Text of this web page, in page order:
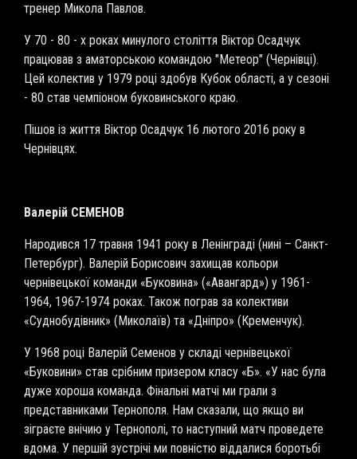
тренер Микола Павлов.
У 70 - 80 - х роках минулого століття Віктор Осадчук
працював з аматорською командою "Метеор" (Чернівці).
Цей колектив у 1979 році здобув Кубок області, а у сезоні
- 80 став чемпіоном буковинського краю.
Пішов із життя Віктор Осадчук 16 лютого 2016 року в
Чернівцях.
Валерій СЕМЕНОВ
Народився 17 травня 1941 року в Ленінграді (нині – Санкт-
Петербург). Валерій Борисович захищав кольори
чернівецької команди «Буковина» («Авангард») у 1961-
1964, 1967-1974 роках. Також пограв за колективи
«Суднобудівник» (Миколаїв) та «Дніпро» (Кременчук).
У 1968 році Валерій Семенов у складі чернівецької
«Буковини» став срібним призером класу «Б». «У нас була
дуже хороша команда. Фінальні матчі ми грали з
представниками Тернополя. Нам сказали, що якщо ви
зіграєте внічию у Тернополі, то наступний матч проведете
вдома. У першій зустрічі ми повністю віддалися боротьбі